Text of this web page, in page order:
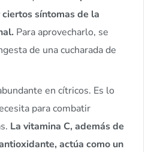
síntomas de la
Para aprovecharlo, se
de una cucharada de
en cítricos. Es lo
para combatir
La vitamina C, además de
actúa como un